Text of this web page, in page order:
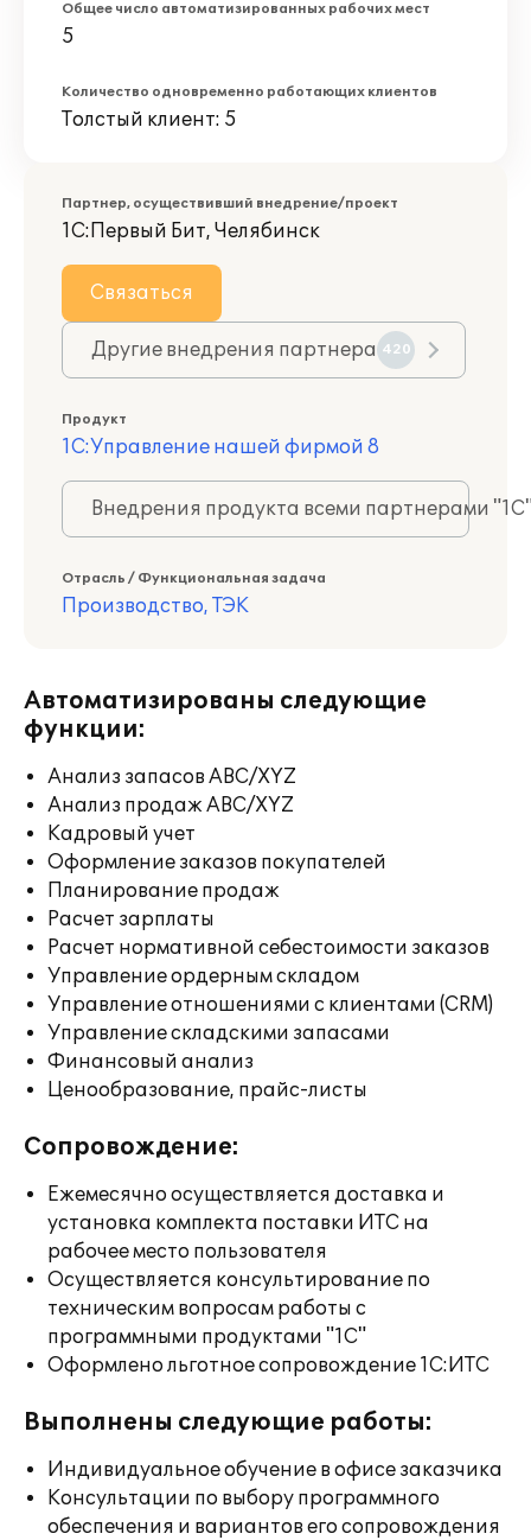
Общее число автоматизированных рабочих мест
5
Количество одновременно работающих клиентов
Толстый клиент: 5
Партнер, осуществивший внедрение/проект
1С:Первый Бит, Челябинск
Связаться
Другие внедрения партнера 420
Продукт
1С:Управление нашей фирмой 8
Внедрения продукта всеми партнерами
Отрасль / Функциональная задача
Производство, ТЭК
Автоматизированы следующие
функции:
Анализ запасов ABC/XYZ
Анализ продаж ABC/XYZ
Кадровый учет
Оформление заказов покупателей
Планирование продаж
Расчет зарплаты
Расчет нормативной себестоимости заказов
Управление ордерным складом
Управление отношениями с клиентами (CRM)
Управление складскими запасами
Финансовый анализ
Ценообразование, прайс-листы
Сопровождение:
Ежемесячно осуществляется доставка и
установка комплекта поставки ИТС на
рабочее место пользователя
Осуществляется консультирование по
техническим вопросам работы с
программными продуктами "1С"
Оформлено льготное сопровождение 1С:ИТС
Выполнены следующие работы:
Индивидуальное обучение в офисе заказчика
Консультации по выбору программного
обеспечения и вариантов его сопровождения